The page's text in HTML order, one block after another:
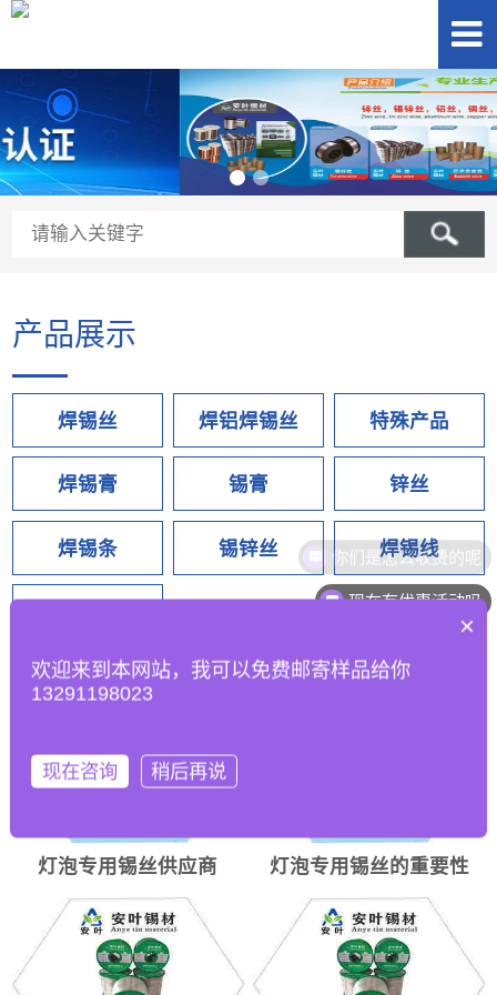
产品展示
焊锡丝 焊铝焊锡丝 特殊产品
焊锡膏 锡膏 锌丝
焊锡条 锡锌丝 焊锡线
灯泡专用锡丝供应商 灯泡专用锡丝的重要性
你们是怎么收费的呢
现在有优惠活动吗
×
欢迎来到本网站，我可以免费邮寄样品给你
13291198023
现在咨询 稍后再说